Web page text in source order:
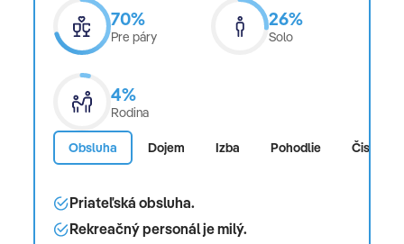
70%
Pre páry
26%
Solo
4%
Rodina
Obsluha Dojem Izba Pohodlie Čistota
Priateľská obsluha.
Rekreačný personál je milý.